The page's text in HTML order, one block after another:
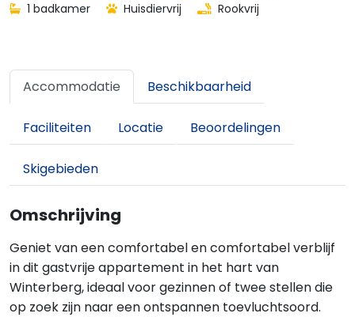
1 badkamer
Huisdiervrij Rookvrij
Accommodatie Beschikbaarheid
Faciliteiten Locatie Beoordelingen
Skigebieden
Omschrijving
Geniet van een comfortabel en comfortabel verblijf
in dit gastvrije appartement in het hart van
Winterberg, ideaal voor gezinnen of twee stellen die
op zoek zijn naar een ontspannen toevluchtsoord.